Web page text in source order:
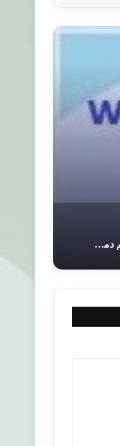
اسلام و سیستم دموکراسی